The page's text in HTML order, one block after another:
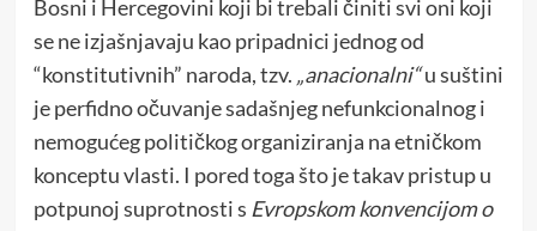
Bosni i Hercegovini koji bi trebali činiti svi oni koji
se ne izjašnjavaju kao pripadnici jednog od
“konstitutivnih” naroda, tzv. „anacionalni“u suštini
je perfidno očuvanje sadašnjeg nefunkcionalnog i
nemogućeg političkog organiziranja na etničkom
konceptu vlasti. I pored toga što je takav pristup u
potpunoj suprotnosti s Evropskom konvencijom o